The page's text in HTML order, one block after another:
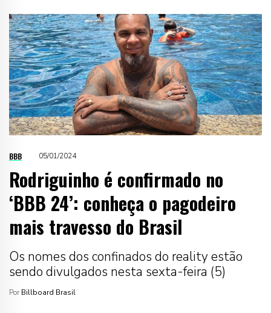
BBB 05/01/2024
Rodriguinho é confirmado no
‘BBB 24’: conheça o pagodeiro
mais travesso do Brasil
Os nomes dos confinados do reality estão
sendo divulgados nesta sexta-feira (5)
Por Billboard Brasil